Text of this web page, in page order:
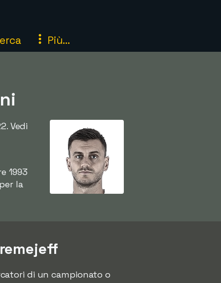
Più...
Vedi
1993
la
di un campionato o